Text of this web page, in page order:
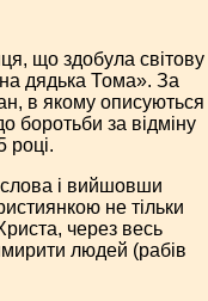
що здобула світову
дядька Тома». За
в якому описуються
боротьби за відміну
році.
і вийшовши
не тільки
через весь
людей (рабів